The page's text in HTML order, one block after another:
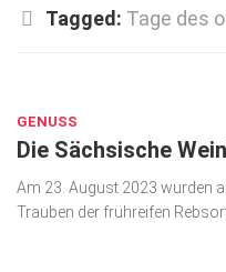
Top Gesundheitsforum
Geschäft
gesund & schön
Gesellschaft
Tagged: Tage des
GENUSS
Die Sächsische
Am 23. August 2023 wurden
Trauben der frühreifen